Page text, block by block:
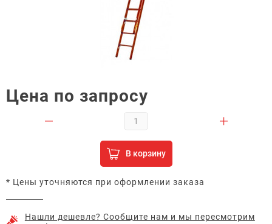
Цена по запросу
В корзину
* Цены уточняются при оформлении заказа
Нашли дешевле? Сообщите нам и мы пересмотрим